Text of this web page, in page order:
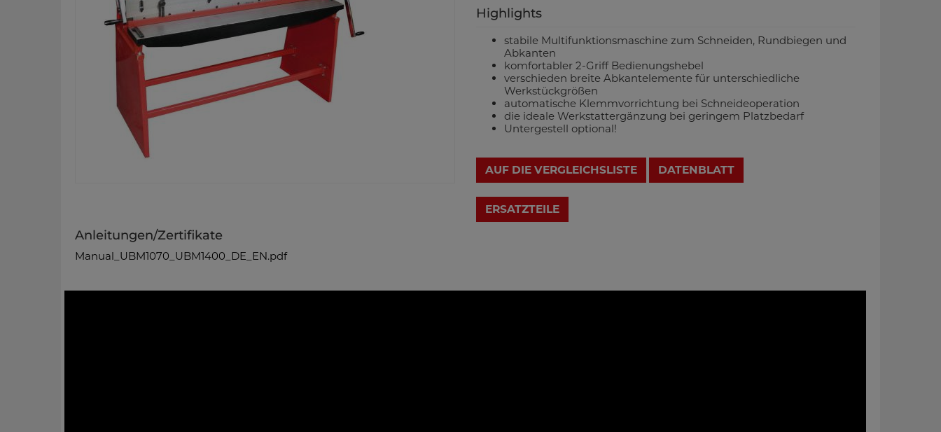
Anleitungen/Zertifikate
Manual_UBM1070_UBM1400_DE_EN.pdf
Highlights
stabile Multifunktionsmaschine zum Schneiden, Rundbiegen und
Abkanten
komfortabler 2-Griff Bedienungshebel
verschieden breite Abkantelemente für unterschiedliche
Werkstückgrößen
automatische Klemmvorrichtung bei Schneideoperation
die ideale Werkstattergänzung bei geringem Platzbedarf
Untergestell optional!
AUF DIE VERGLEICHSLISTE DATENBLATT